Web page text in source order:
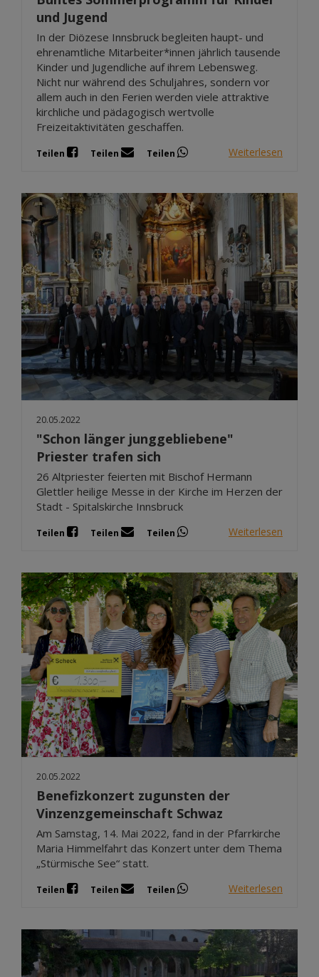
und Jugend
In der Diözese Innsbruck begleiten haupt- und
ehrenamtliche Mitarbeiter*innen jährlich tausende
Kinder und Jugendliche auf ihrem Lebensweg.
Nicht nur während des Schuljahres, sondern vor
allem auch in den Ferien werden viele attraktive
kirchliche und pädagogisch wertvolle
Freizeitaktivitäten geschaffen.
Teilen Teilen Teilen Weiterlesen
20.05.2022
"Schon länger junggebliebene"
Priester trafen sich
26 Altpriester feierten mit Bischof Hermann
Glettler heilige Messe in der Kirche im Herzen der
Stadt - Spitalskirche Innsbruck
Teilen Teilen Teilen Weiterlesen
20.05.2022
Benefizkonzert zugunsten der
Vinzenzgemeinschaft Schwaz
Am Samstag, 14. Mai 2022, fand in der Pfarrkirche
Maria Himmelfahrt das Konzert unter dem Thema
„Stürmische See“ statt.
Teilen Teilen Teilen Weiterlesen